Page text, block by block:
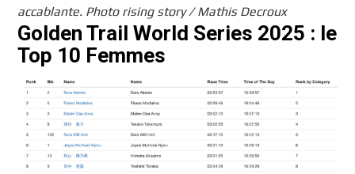
accablante. Photo rising story / Mathis Decroux
Golden Trail World Series 2025 : le
Top 10 Femmes